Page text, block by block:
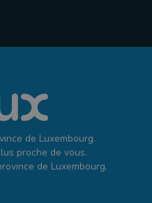
de Luxembourg.
proche de vous.
de Luxembourg.